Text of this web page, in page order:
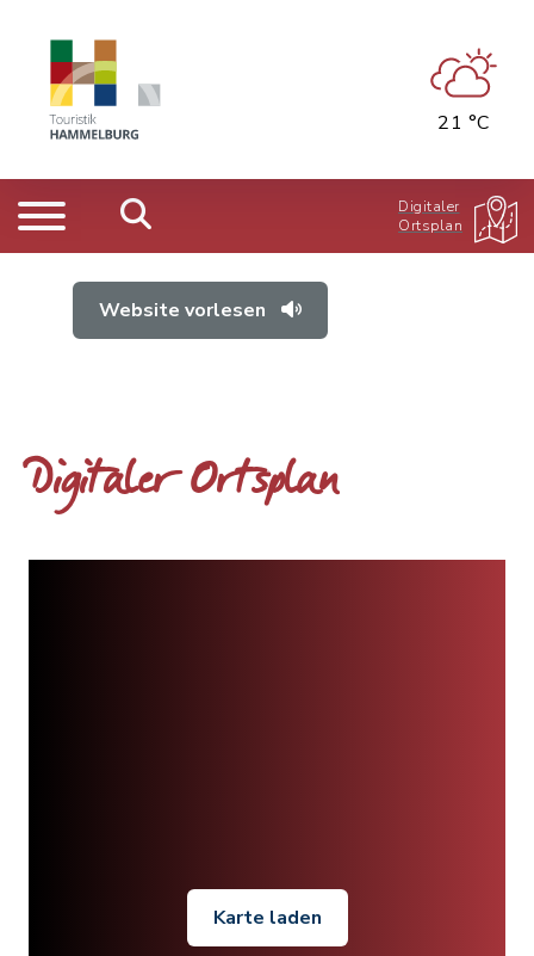
21 °C
Digitaler
Ortsplan
Website vorlesen
Digitaler Ortsplan
Karte laden